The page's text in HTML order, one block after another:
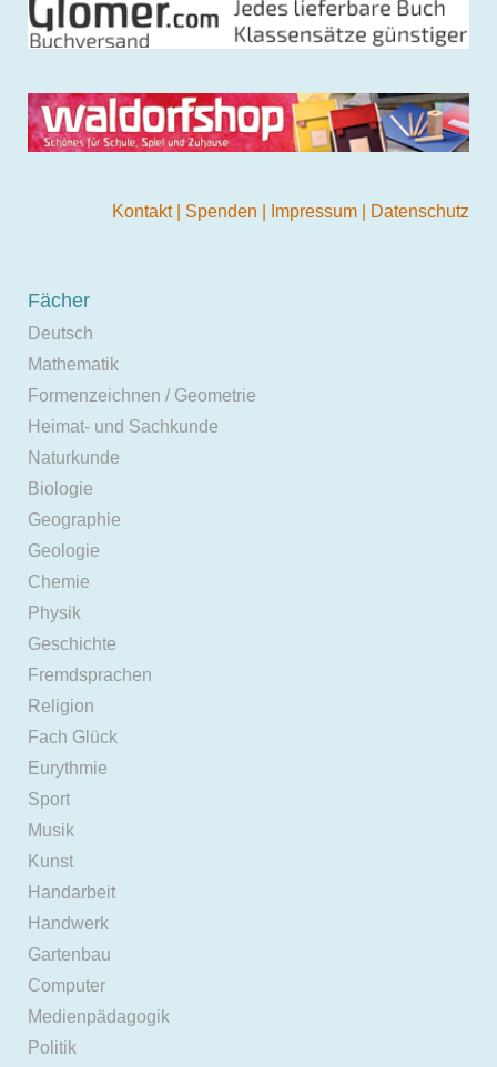
Kontakt Spenden Impressum Datenschutz
Fächer
Deutsch
Mathematik
Formenzeichnen / Geometrie
Heimat- und Sachkunde
Naturkunde
Biologie
Geographie
Geologie
Chemie
Physik
Geschichte
Fremdsprachen
Religion
Fach Glück
Eurythmie
Sport
Musik
Kunst
Handarbeit
Handwerk
Gartenbau
Computer
Medienpädagogik
Politik